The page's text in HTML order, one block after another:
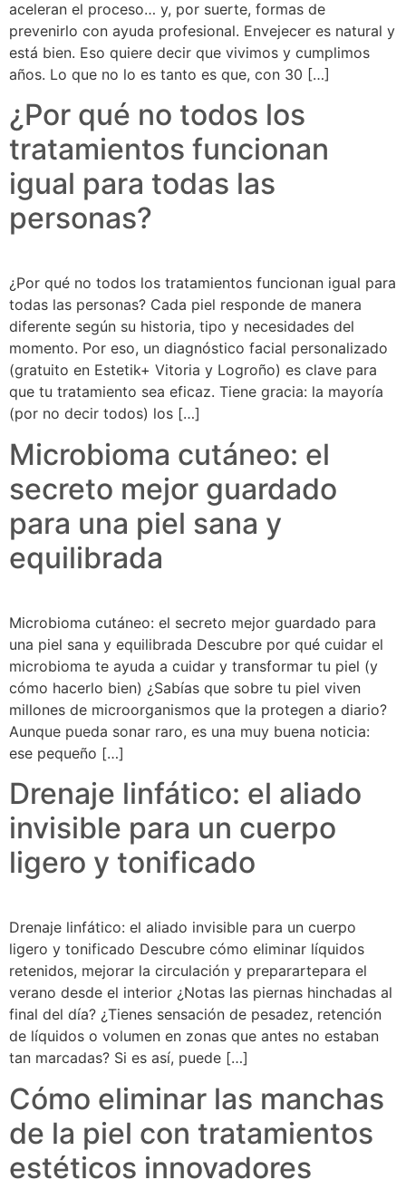
aceleran el proceso… y, por suerte, formas de
prevenirlo con ayuda profesional. Envejecer es natural y
está bien. Eso quiere decir que vivimos y cumplimos
años. Lo que no lo es tanto es que, con 30 […]
¿Por qué no todos los
tratamientos funcionan
igual para todas las
personas?
¿Por qué no todos los tratamientos funcionan igual para
todas las personas? Cada piel responde de manera
diferente según su historia, tipo y necesidades del
momento. Por eso, un diagnóstico facial personalizado
(gratuito en Estetik+ Vitoria y Logroño) es clave para
que tu tratamiento sea eficaz. Tiene gracia: la mayoría
(por no decir todos) los […]
Microbioma cutáneo: el
secreto mejor guardado
para una piel sana y
equilibrada
Microbioma cutáneo: el secreto mejor guardado para
una piel sana y equilibrada Descubre por qué cuidar el
microbioma te ayuda a cuidar y transformar tu piel (y
cómo hacerlo bien) ¿Sabías que sobre tu piel viven
millones de microorganismos que la protegen a diario?
Aunque pueda sonar raro, es una muy buena noticia:
ese pequeño […]
Drenaje linfático: el aliado
invisible para un cuerpo
ligero y tonificado
Drenaje linfático: el aliado invisible para un cuerpo
ligero y tonificado Descubre cómo eliminar líquidos
retenidos, mejorar la circulación y preparartepara el
verano desde el interior ¿Notas las piernas hinchadas al
final del día? ¿Tienes sensación de pesadez, retención
de líquidos o volumen en zonas que antes no estaban
tan marcadas? Si es así, puede […]
Cómo eliminar las manchas
de la piel con tratamientos
estéticos innovadores